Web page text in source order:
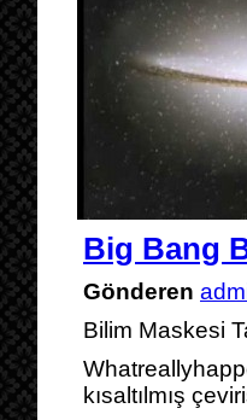
Big Bang
Gönderen
Bilim Maskesi
kısaltılmış